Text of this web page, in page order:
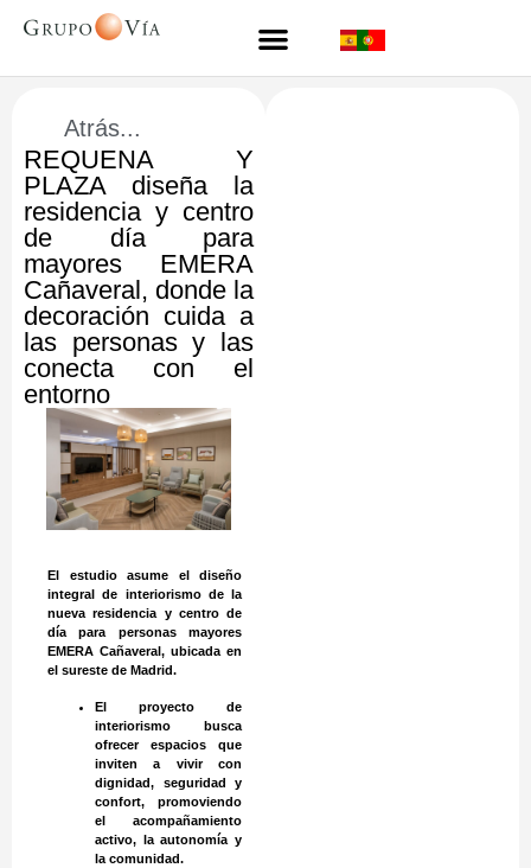
Atrás...
REQUENA Y
PLAZA diseña la
residencia y centro
de día para
mayores EMERA
Cañaveral, donde la
decoración cuida a
las personas y las
conecta con el
entorno
El estudio asume el diseño
integral de interiorismo de la
nueva residencia y centro de
día para personas mayores
EMERA Cañaveral, ubicada en
el sureste de Madrid.
El proyecto de
interiorismo busca
ofrecer espacios que
inviten a vivir con
dignidad, seguridad y
confort, promoviendo
el acompañamiento
activo, la autonomía y
la comunidad.